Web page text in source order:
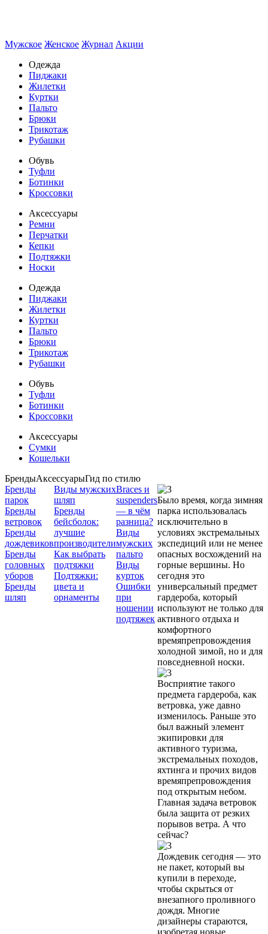
Мужское Женское Журнал Акции
Одежда
Пиджаки
Жилетки
Куртки
Пальто
Брюки
Трикотаж
Рубашки
Обувь
Туфли
Ботинки
Кроссовки
Аксессуары
Ремни
Перчатки
Кепки
Подтяжки
Носки
Одежда
Пиджаки
Жилетки
Куртки
Пальто
Брюки
Трикотаж
Рубашки
Обувь
Туфли
Ботинки
Кроссовки
Аксессуары
Сумки
Кошельки
БрендыАксессуарыГид по стилю
Бренды
парок
Бренды
ветровок
Бренды
дождевиков
Бренды
головных
уборов
Бренды
шляп
Виды мужских
шляп
Бренды
бейсболок:
лучшие
производители
Как выбрать
подтяжки
Подтяжки:
цвета и
орнаменты
Braces и
suspenders
— в чём
разница?
Виды
мужских
пальто
Виды
курток
Ошибки
при
ношении
подтяжек
Было время, когда зимняя
парка использовалась
исключительно в
условиях экстремальных
экспедиций или не менее
опасных восхождений на
горные вершины. Но
сегодня это
универсальный предмет
гардероба, который
используют не только для
активного отдыха и
комфортного
времяпрепровождения
холодной зимой, но и для
повседневной носки.
Восприятие такого
предмета гардероба, как
ветровка, уже давно
изменилось. Раньше это
был важный элемент
экипировки для
активного туризма,
экстремальных походов,
яхтинга и прочих видов
времяпрепровождения
под открытым небом.
Главная задача ветровок
была защита от резких
порывов ветра. А что
сейчас?
Дождевик сегодня — это
не пакет, который вы
купили в переходе,
чтобы скрыться от
внезапного проливного
дождя. Многие
дизайнеры стараются,
изобретая новые